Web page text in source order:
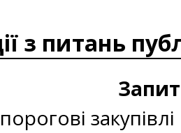
з питань
закупівлі